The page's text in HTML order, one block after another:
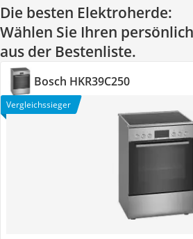
Die besten Elektroherde:
Wählen Sie Ihren
aus der Bestenliste.
Bosch HKR39C250
Vergleichssieger